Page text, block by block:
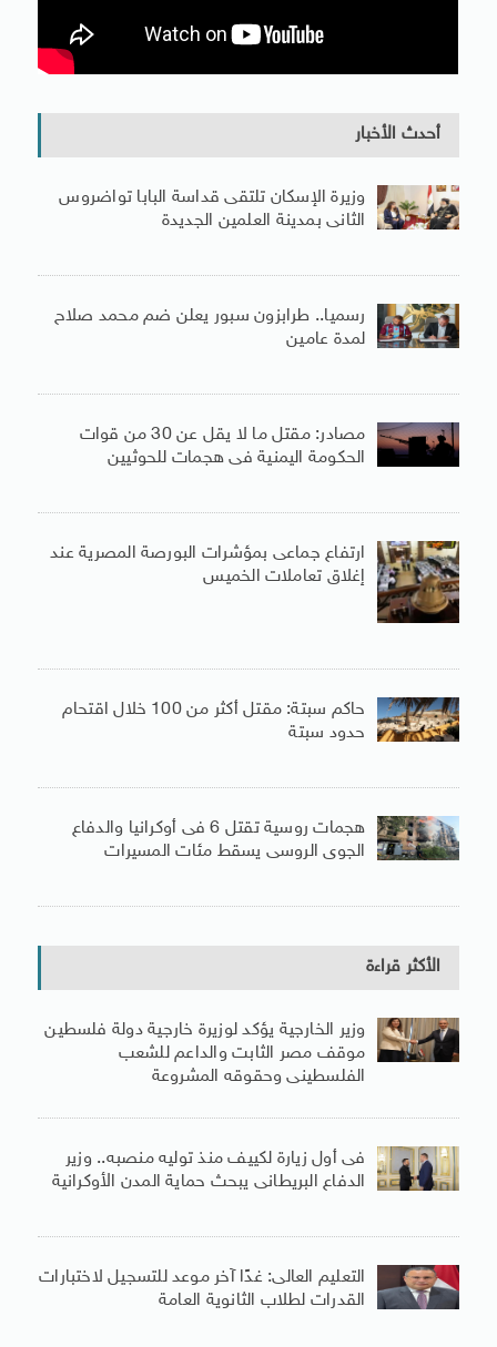
أحدث الأخبار
وزيرة الإسكان تلتقى قداسة البابا تواضروس
الثانى بمدينة العلمين الجديدة
رسميا.. طرابزون سبور يعلن ضم محمد صلاح
لمدة عامين
مصادر: مقتل ما لا يقل عن 30 من قوات
الحكومة اليمنية فى هجمات للحوثيين
ارتفاع جماعى بمؤشرات البورصة المصرية عند
إغلاق تعاملات الخميس
حاكم سبتة: مقتل أكثر من 100 خلال اقتحام
حدود سبتة
هجمات روسية تقتل 6 فى أوكرانيا والدفاع
الجوى الروسى يسقط مئات المسيرات
الأكثر قراءة
وزير الخارجية يؤكد لوزيرة خارجية دولة فلسطين
موقف مصر الثابت والداعم للشعب
الفلسطينى وحقوقه المشروعة
فى أول زيارة لكييف منذ توليه منصبه.. وزير
الدفاع البريطانى يبحث حماية المدن الأوكرانية
التعليم العالى: غدًا آخر موعد للتسجيل لاختبارات
القدرات لطلاب الثانوية العامة